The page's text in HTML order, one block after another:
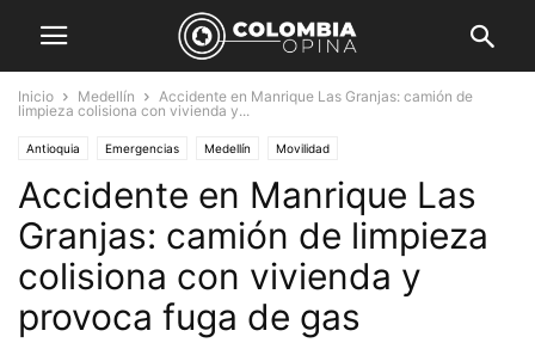
Inicio Medellín
Accidente en Manrique Las Granjas: camión de
limpieza colisiona con vivienda y...
Antioquia Emergencias Medellín Movilidad
Accidente en Manrique Las
Granjas: camión de limpieza
colisiona con vivienda y
provoca fuga de gas